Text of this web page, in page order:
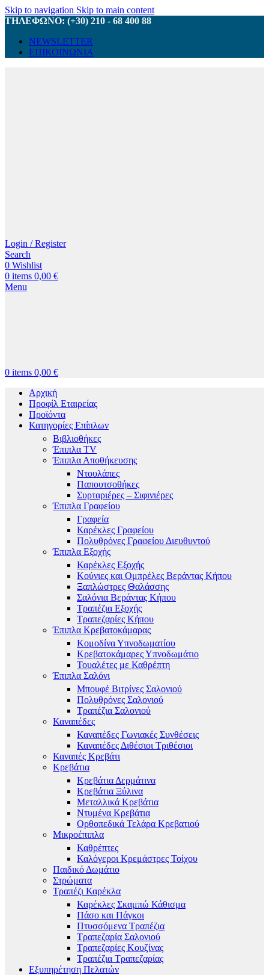
Skip to navigation Skip to main content
ΤΗΛΕΦΩΝΟ: (+30) 210 - 68 400 88
NEWSLETTER
ΕΠΙΚΟΙΝΩΝΙΑ
Login / Register
Search
0 Wishlist
0 items 0,00 €
Menu
0 items 0,00 €
Αρχική
Προφίλ Εταιρείας
Προϊόντα
Κατηγορίες Επίπλων
Βιβλιοθήκες
Έπιπλα TV
Έπιπλα Αποθήκευσης
Ντουλάπες
Παπουτσοθήκες
Συρταριέρες – Σιφινιέρες
Έπιπλα Γραφείου
Γραφεία
Καρέκλες Γραφείου
Πολυθρόνες Γραφείου Διευθυντού
Έπιπλα Εξοχής
Καρέκλες Εξοχής
Κούνιες και Ομπρέλες Βεράντας Κήπου
Ξαπλώστρες Θαλάσσης
Σαλόνια Βεράντας Κήπου
Τραπέζια Εξοχής
Τραπεζαρίες Κήπου
Έπιπλα Κρεβατοκάμαρας
Κομοδίνα Υπνοδωματίου
Κρεβατοκάμαρες Υπνοδωμάτιο
Τουαλέτες με Καθρέπτη
Έπιπλα Σαλόνι
Μπουφέ Βιτρίνες Σαλονιού
Πολυθρόνες Σαλονιού
Τραπέζια Σαλονιού
Καναπέδες
Καναπέδες Γωνιακές Συνθέσεις
Καναπέδες Διθέσιοι Τριθέσιοι
Καναπές Κρεβάτι
Κρεβάτια
Κρεβάτια Δερμάτινα
Κρεβάτια Ξύλινα
Μεταλλικά Κρεβάτια
Ντυμένα Κρεβάτια
Ορθοπεδικά Τελάρα Κρεβατιού
Μικροέπιπλα
Καθρέπτες
Καλόγεροι Κρεμάστρες Τοίχου
Παιδικό Δωμάτιο
Στρώματα
Τραπέζι Καρέκλα
Καρέκλες Σκαμπώ Κάθισμα
Πάσο και Πάγκοι
Πτυσσόμενα Τραπέζια
Τραπεζαρία Σαλονιού
Τραπεζαρίες Κουζίνας
Τραπέζια Τραπεζαρίας
Εξυπηρέτηση Πελατών